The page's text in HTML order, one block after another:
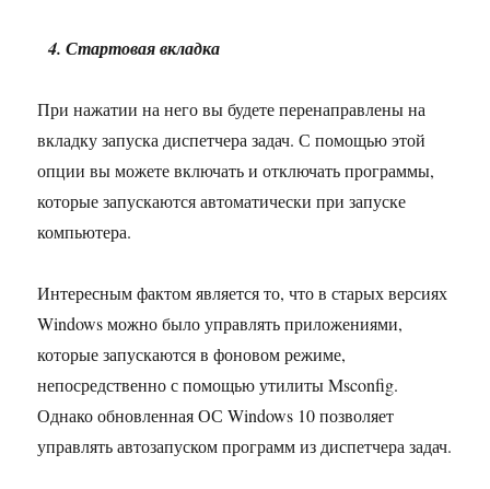
4. Стартовая вкладка
При нажатии на него вы будете перенаправлены на
вкладку запуска диспетчера задач. С помощью этой
опции вы можете включать и отключать программы,
которые запускаются автоматически при запуске
компьютера.
Интересным фактом является то, что в старых версиях
Windows можно было управлять приложениями,
которые запускаются в фоновом режиме,
непосредственно с помощью утилиты Msconfig.
Однако обновленная ОС Windows 10 позволяет
управлять автозапуском программ из диспетчера задач.